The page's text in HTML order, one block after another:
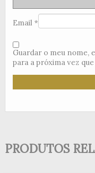
Email *
Guardar o meu nome,
para a próxima vez
PRODUTOS